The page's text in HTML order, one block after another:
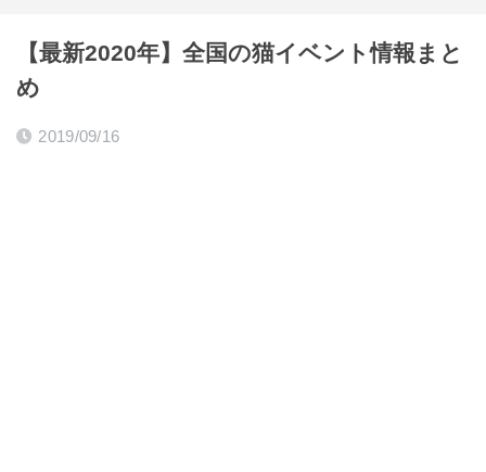
【最新2020年】全国の猫イベント情報まと
め
2019/09/16